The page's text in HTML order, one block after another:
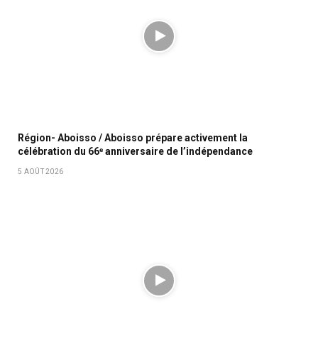
Région- Aboisso / Aboisso prépare activement la
célébration du 66ᵉ anniversaire de l’indépendance
5 AOÛT 2026